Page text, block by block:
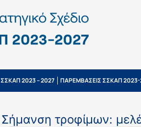
ΣΣΚΑΠ 2023 – 2027 ΠΑΡΕΜΒΑΣΕΙΣ ΣΣΚΑΠ 2023-
Σήμανση τροφίμων: